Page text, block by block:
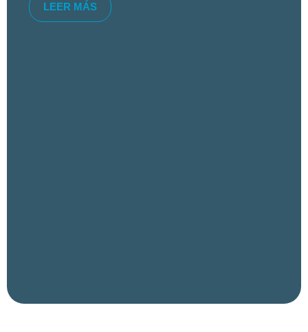
LEER MÁS